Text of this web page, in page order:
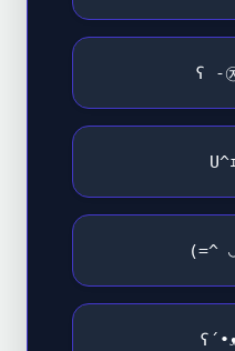
ʕ -
(=^